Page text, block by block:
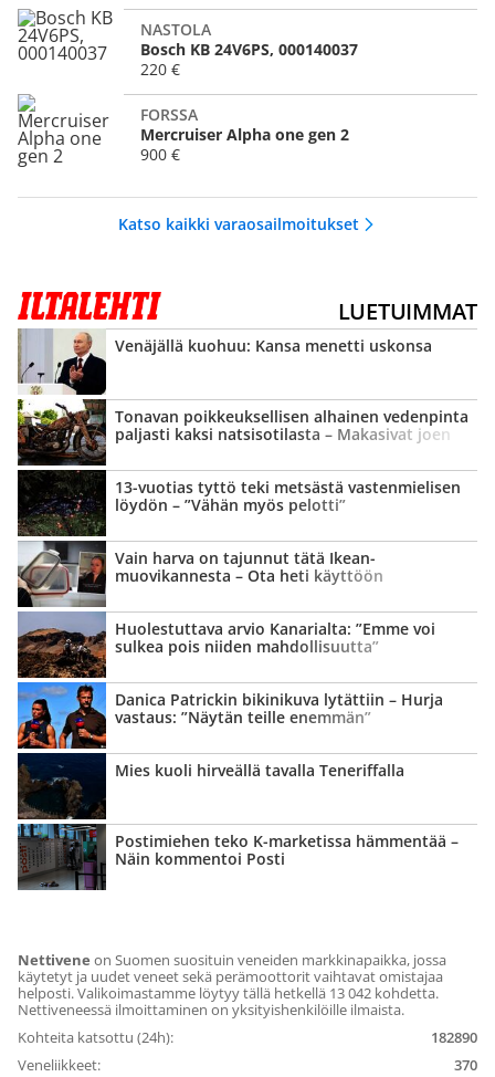
NASTOLA
Bosch KB 24V6PS, 000140037
220 €
FORSSA
Mercruiser Alpha one gen 2
900 €
Katso kaikki varaosailmoitukset
LUETUIMMAT
Venäjällä kuohuu: Kansa menetti uskonsa
Tonavan poikkeuk­sellisen alhainen vedenpinta
paljasti kaksi natsisotilasta – Makasivat joen
13-vuotias tyttö teki metsästä vastenmielisen
löydön – ”Vähän myös pelotti”
Vain harva on tajunnut tätä Ikean-
muovikannesta – Ota heti käyttöön
Huolestuttava arvio Kanarialta: ”Emme voi
sulkea pois niiden mahdollisuutta”
Danica Patrickin bikinikuva lytättiin – Hurja
vastaus: ”Näytän teille enemmän”
Mies kuoli hirveällä tavalla Teneriffalla
Postimiehen teko K-marketissa hämmentää –
Näin kommentoi Posti
Nettivene on Suomen suosituin veneiden markkinapaikka, jossa
käytetyt ja uudet veneet sekä perämoottorit vaihtavat omistajaa
helposti. Valikoimastamme löytyy tällä hetkellä 13 042 kohdetta.
Nettiveneessä ilmoittaminen on yksityishenkilöille ilmaista.
Kohteita katsottu (24h):
182890
Veneliikkeet:
370